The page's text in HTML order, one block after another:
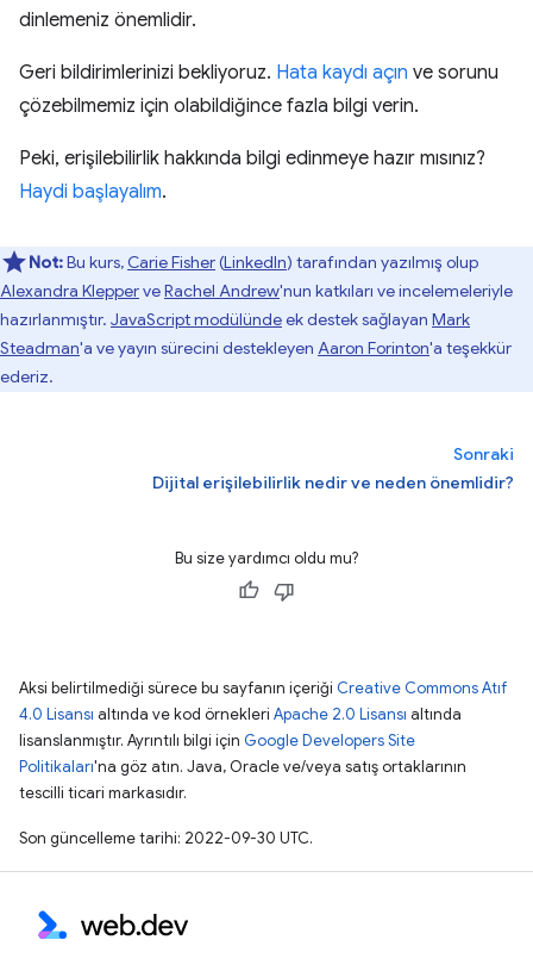
dinlemeniz önemlidir.
Geri bildirimlerinizi bekliyoruz. Hata kaydı açın ve sorunu
çözebilmemiz için olabildiğince fazla bilgi verin.
Peki, erişilebilirlik hakkında bilgi edinmeye hazır mısınız?
Haydi başlayalım.
Not:Bu kurs, Carie Fisher(LinkedIn) tarafından yazılmış olup
Alexandra KlepperveRachel Andrew'nun katkıları ve incelemeleriyle
hazırlanmıştır. JavaScript modülündeek destek sağlayan Mark
Steadman'a ve yayın sürecini destekleyen Aaron Forinton'a teşekkür
ederiz.
Sonraki
Dijital erişilebilirlik nedir ve neden önemlidir?
Bu size yardımcı oldu mu?
Aksi belirtilmediği sürece bu sayfanın içeriği Creative Commons Atıf
4.0 Lisansı altında ve kod örnekleri Apache 2.0 Lisansı altında
lisanslanmıştır. Ayrıntılı bilgi için Google Developers Site
Politikaları'na göz atın. Java, Oracle ve/veya satış ortaklarının
tescilli ticari markasıdır.
Son güncelleme tarihi: 2022-09-30 UTC.